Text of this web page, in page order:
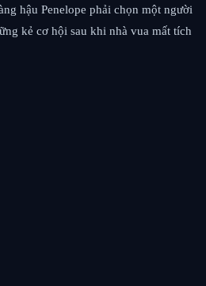
hậu Penelope phải chọn một người
kẻ cơ hội sau khi nhà vua mất tích